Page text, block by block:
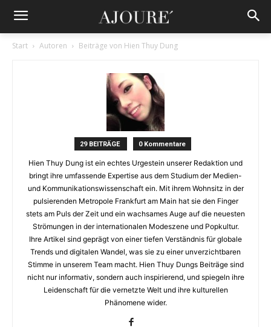
Start Autoren Beiträge von Hien Thuy Dung
29 BEITRÄGE 0 Kommentare
Hien Thuy Dung ist ein echtes Urgestein unserer Redaktion und
bringt ihre umfassende Expertise aus dem Studium der Medien-
und Kommunikationswissenschaft ein. Mit ihrem Wohnsitz in der
pulsierenden Metropole Frankfurt am Main hat sie den Finger
stets am Puls der Zeit und ein wachsames Auge auf die neuesten
Strömungen in der internationalen Modeszene und Popkultur.
Ihre Artikel sind geprägt von einer tiefen Verständnis für globale
Trends und digitalen Wandel, was sie zu einer unverzichtbaren
Stimme in unserem Team macht. Hien Thuy Dungs Beiträge sind
nicht nur informativ, sondern auch inspirierend, und spiegeln ihre
Leidenschaft für die vernetzte Welt und ihre kulturellen
Phänomene wider.